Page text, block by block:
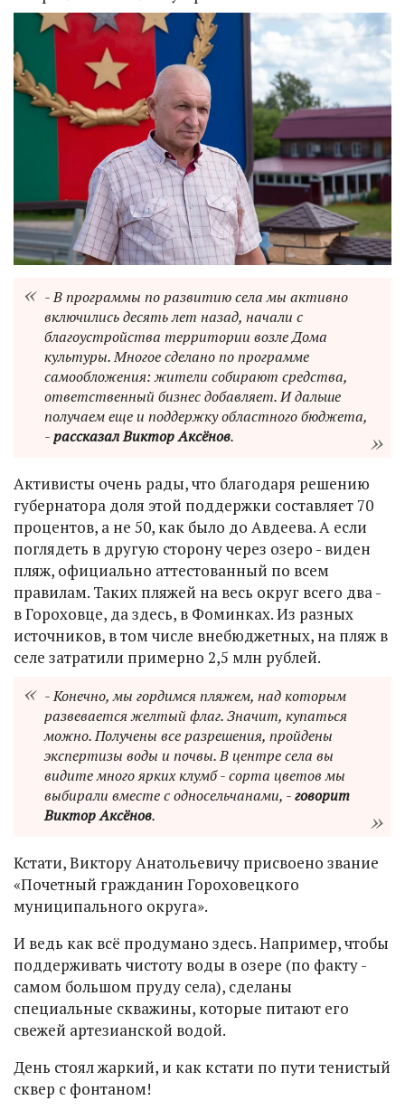
- В программы по развитию села мы активно
включились десять лет назад, начали с
благоустройства территории возле Дома
культуры. Многое сделано по программе
самообложения: жители собирают средства,
ответственный бизнес добавляет. И дальше
получаем еще и поддержку областного бюджета,
-рассказал Виктор Аксёнов.
Активисты очень рады, что благодаря решению
губернатора доля этой поддержки составляет 70
процентов, а не 50, как было до Авдеева. А если
поглядеть в другую сторону через озеро - виден
пляж, официально аттестованный по всем
правилам. Таких пляжей на весь округ всего два -
в Гороховце, да здесь, в Фоминках. Из разных
источников, в том числе внебюджетных, на пляж в
селе затратили примерно 2,5 млн рублей.
- Конечно, мы гордимся пляжем, над которым
развевается желтый флаг. Значит, купаться
можно. Получены все разрешения, пройдены
экспертизы воды и почвы. В центре села вы
видите много ярких клумб - сорта цветов мы
выбирали вместе с односельчанами, -говорит
Виктор Аксёнов.
Кстати, Виктору Анатольевичу присвоено звание
«Почетный гражданин Гороховецкого
муниципального округа».
И ведь как всё продумано здесь. Например, чтобы
поддерживать чистоту воды в озере (по факту -
самом большом пруду села), сделаны
специальные скважины, которые питают его
свежей артезианской водой.
День стоял жаркий, и как кстати по пути тенистый
сквер с фонтаном!